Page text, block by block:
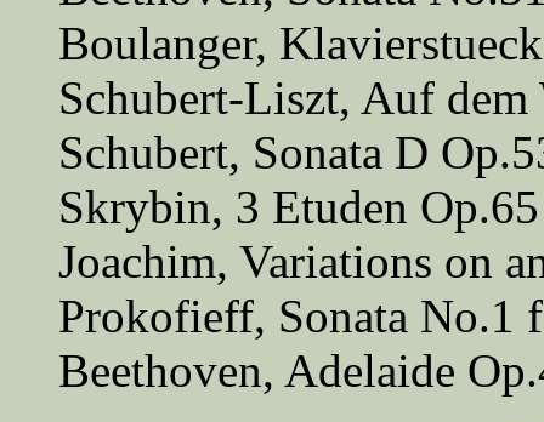
Boulanger,
Schubert-Liszt, Auf dem
Schubert, Sonata D
Skrybin, 3 Etuden
Joachim, Variations on
Prokofieff, Sonata No.1
Beethoven, Adelaide